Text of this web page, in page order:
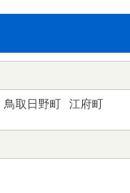
鳥取日野町 江府町